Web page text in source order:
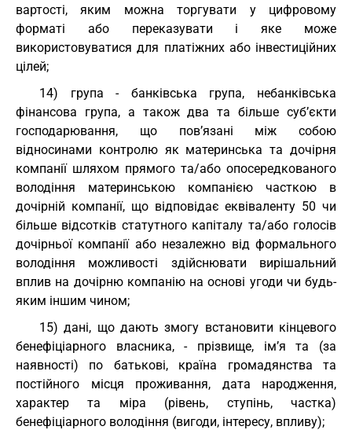
вартості, яким можна торгувати у цифровому
форматі або переказувати і яке може
використовуватися для платіжних або інвестиційних
цілей;
14) група - банківська група, небанківська
фінансова група, а також два та більше суб’єкти
господарювання, що пов’язані між собою
відносинами контролю як материнська та дочірня
компанії шляхом прямого та/або опосередкованого
володіння материнською компанією часткою в
дочірній компанії, що відповідає еквіваленту 50 чи
більше відсотків статутного капіталу та/або голосів
дочірньої компанії або незалежно від формального
володіння можливості здійснювати вирішальний
вплив на дочірню компанію на основі угоди чи будь-
яким іншим чином;
15) дані, що дають змогу встановити кінцевого
бенефіціарного власника, - прізвище, ім’я та (за
наявності) по батькові, країна громадянства та
постійного місця проживання, дата народження,
характер та міра (рівень, ступінь, частка)
бенефіціарного володіння (вигоди, інтересу, впливу);